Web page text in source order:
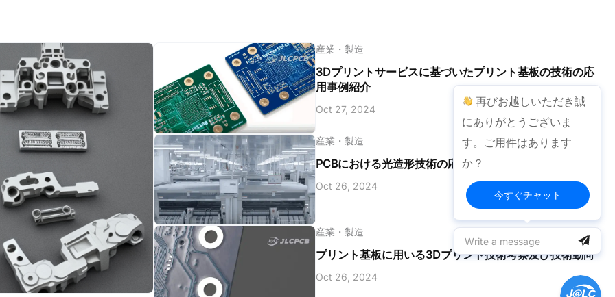
産業・製造
3Dプリントサービスに基づいたプリント基板の技術の応
用事例紹介
Oct 27, 2024
産業・製造
PCBにおける光造形技術の応用事例及び開発背景
Oct 26, 2024
産業・製造
プリント基板に用いる3Dプリント技術考察及び技術動向
Oct 26, 2024
再びお越しいただき誠
にありがとうございま
す。ご用件はあります
か？
今すぐチャット